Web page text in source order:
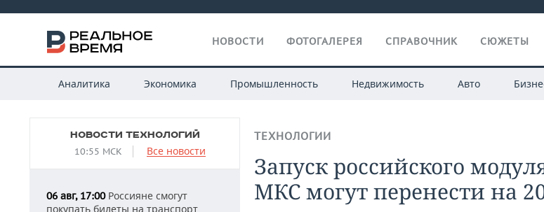
НОВОСТИ ФОТОГАЛЕРЕЯ СПРАВОЧНИК СЮЖЕТЫ
Аналитика Экономика Промышленность Недвижимость Авто
НОВОСТИ ТЕХНОЛОГИЙ
10:55 МСК Все новости
06 авг, 17:00Россияне смогут
покупать билеты на транспорт
ТЕХНОЛОГИИ
Запуск российского
МКС могут перенести на